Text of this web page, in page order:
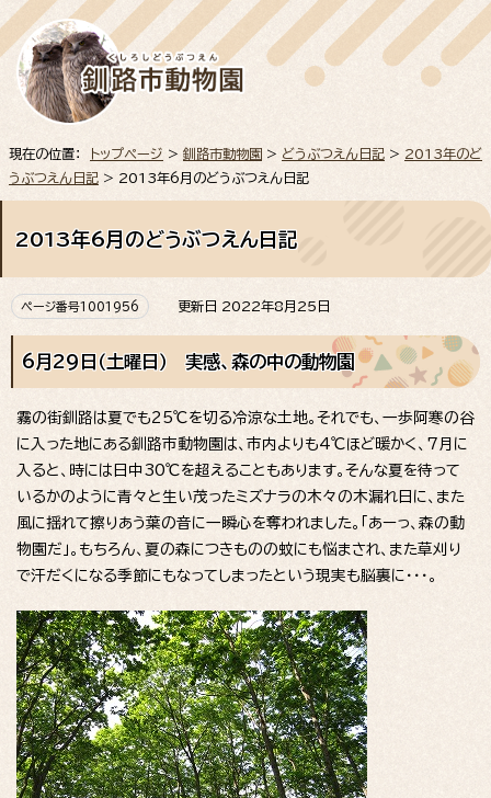
現在の位置： トップページ > 釧路市動物園 > どうぶつえん日記 > 2013年のど
うぶつえん日記 > 2013年6月のどうぶつえん日記
2013年6月のどうぶつえん日記
ページ番号1001956 更新日 2022年8月25日
6月29日（土曜日） 実感、森の中の動物園
霧の街釧路は夏でも25℃を切る冷涼な土地。それでも、一歩阿寒の谷
に入った地にある釧路市動物園は、市内よりも4℃ほど暖かく、7月に
入ると、時には日中30℃を超えることもあります。そんな夏を待って
いるかのように青々と生い茂ったミズナラの木々の木漏れ日に、また
風に揺れて擦りあう葉の音に一瞬心を奪われました。「あーっ、森の動
物園だ」。もちろん、夏の森につきものの蚊にも悩まされ、また草刈り
で汗だくになる季節にもなってしまったという現実も脳裏に・・・。